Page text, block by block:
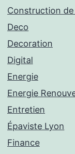
Construction
Deco
Decoration
Digital
Energie
Energie
Entretien
Épaviste Lyon
Finance